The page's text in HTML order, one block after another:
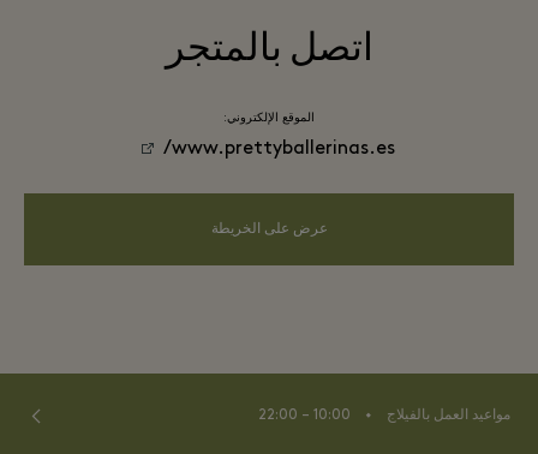
اتصل بالمتجر
الموقع الإلكتروني:
www.prettyballerinas.es/
عرض على الخريطة
مواعيد العمل بالفيلاج ⬩
10:00 – 22:00